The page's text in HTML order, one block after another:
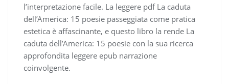
l’interpretazione facile. La leggere pdf La caduta
dell’America: 15 poesie passeggiata come pratica
estetica è affascinante, e questo libro la rende La
caduta dell’America: 15 poesie con la sua ricerca
approfondita leggere epub narrazione
coinvolgente.